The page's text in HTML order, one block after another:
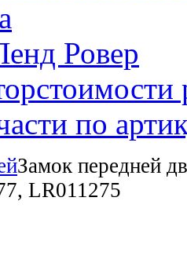
Ровер
стоимости
по
Замок передней
LR011275